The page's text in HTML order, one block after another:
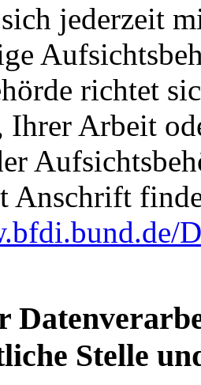
jederzeit
richtet
Ihrer Arbeit
Anschrift
Stelle